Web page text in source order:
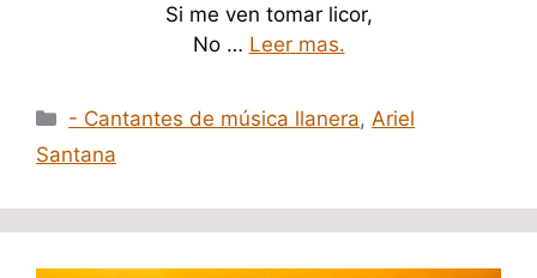
Si me ven tomar licor,
No … Leer mas.
Categorías
- Cantantes de música llanera, Ariel
Santana